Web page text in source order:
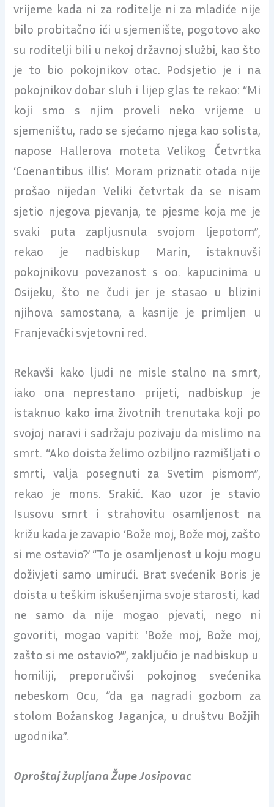
vrijeme kada ni za roditelje ni za mladiće nije
bilo probitačno ići u sjemenište, pogotovo ako
su roditelji bili u nekoj državnoj službi, kao što
je to bio pokojnikov otac. Podsjetio je i na
pokojnikov dobar sluh i lijep glas te rekao: “Mi
koji smo s njim proveli neko vrijeme u
sjemeništu, rado se sjećamo njega kao solista,
napose Hallerova moteta Velikog Četvrtka
‘Coenantibus illis’. Moram priznati: otada nije
prošao nijedan Veliki četvrtak da se nisam
sjetio njegova pjevanja, te pjesme koja me je
svaki puta zapljusnula svojom ljepotom”,
rekao je nadbiskup Marin, istaknuvši
pokojnikovu povezanost s oo. kapucinima u
Osijeku, što ne čudi jer je stasao u blizini
njihova samostana, a kasnije je primljen u
Franjevački svjetovni red.
Rekavši kako ljudi ne misle stalno na smrt,
iako ona neprestano prijeti, nadbiskup je
istaknuo kako ima životnih trenutaka koji po
svojoj naravi i sadržaju pozivaju da mislimo na
smrt. “Ako doista želimo ozbiljno razmišljati o
smrti, valja posegnuti za Svetim pismom”,
rekao je mons. Srakić. Kao uzor je stavio
Isusovu smrt i strahovitu osamljenost na
križu kada je zavapio ‘Bože moj, Bože moj, zašto
si me ostavio?’ “To je osamljenost u koju mogu
doživjeti samo umirući. Brat svećenik Boris je
doista u teškim iskušenjima svoje starosti, kad
ne samo da nije mogao pjevati, nego ni
govoriti, mogao vapiti: ‘Bože moj, Bože moj,
zašto si me ostavio?’”, zaključio je nadbiskup u
homiliji, preporučivši pokojnog svećenika
nebeskom Ocu, “da ga nagradi gozbom za
stolom Božanskog Jaganjca, u društvu Božjih
ugodnika”.
Oproštaj župljana Župe Josipovac